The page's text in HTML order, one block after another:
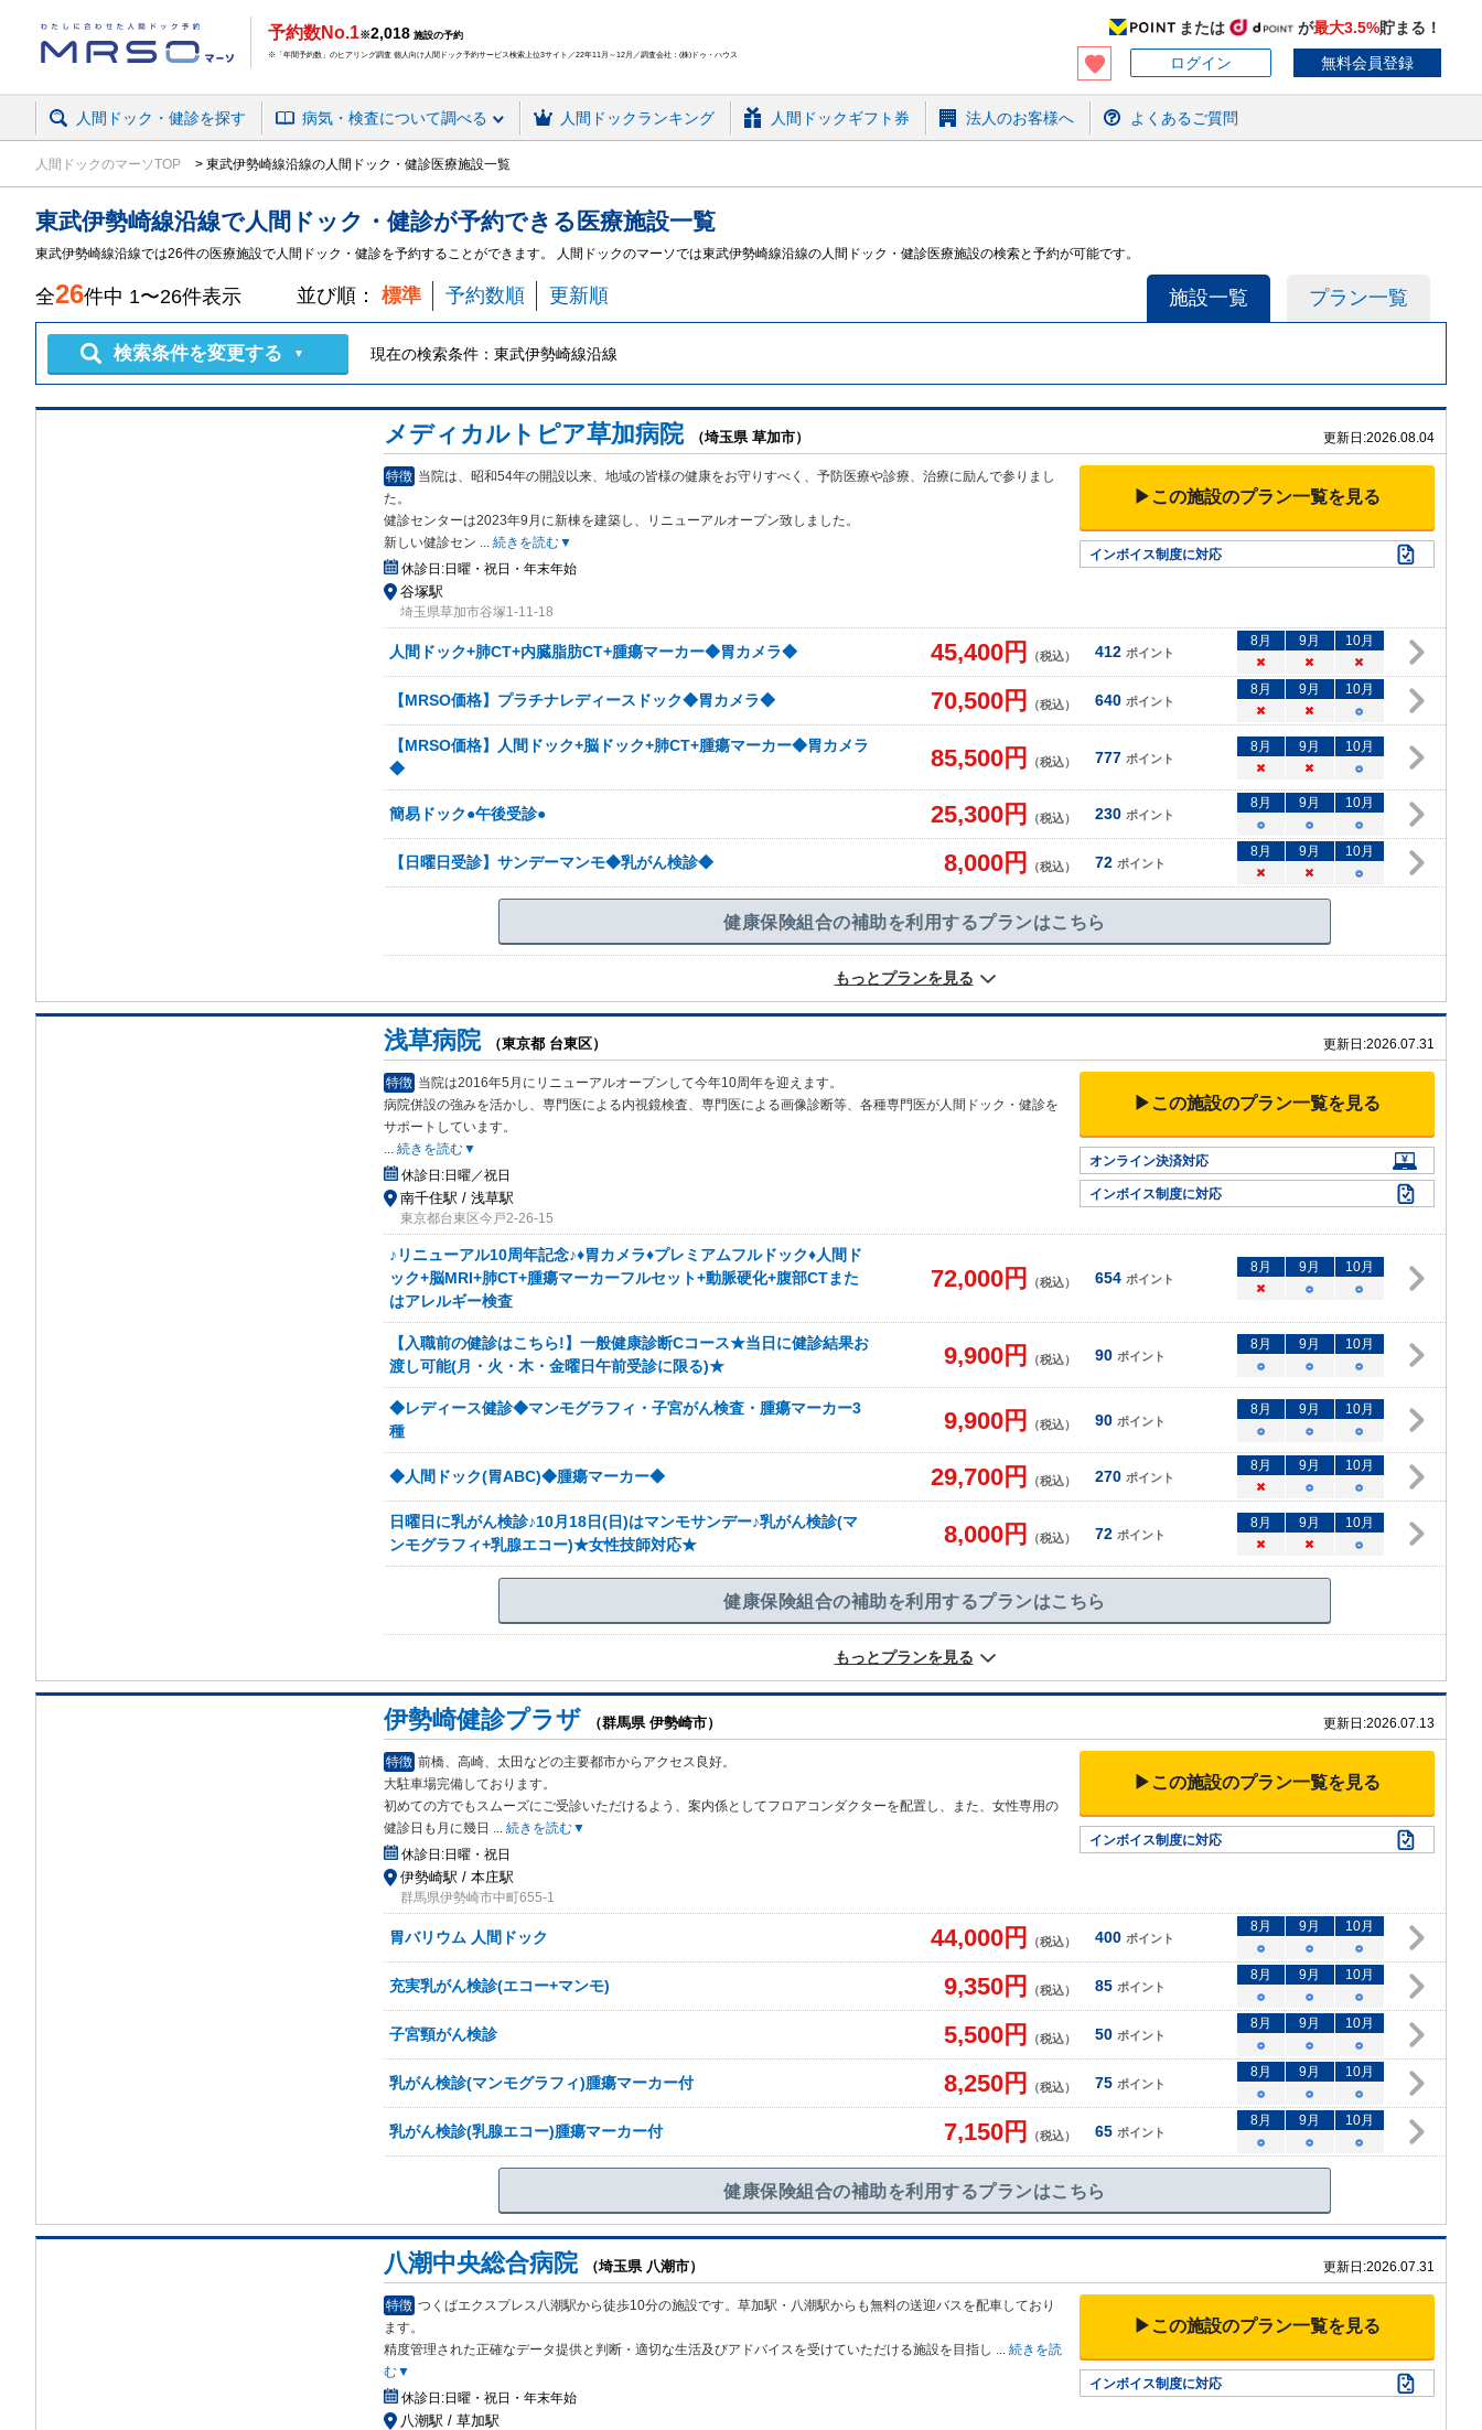
予約数No.1※2,018 施設の予約
※「年間予約数」のヒアリング調査 個人向け人間ドック予約サービス検索上位3サイト／22年11月～12月／調査会社：(株)ドゥ・ハウス
または が最大3.5%貯まる！
ログイン
無料会員登録
人間ドック・健診を探す 病気・検査について調べる 人間ドックランキング 人間ドックギフト券 法人のお客様へ よくあるご質問
人間ドックのマーソTOP 東武伊勢崎線沿線の人間ドック・健診医療施設一覧
東武伊勢崎線沿線で人間ドック・健診が予約できる 医療施設一覧
東武伊勢崎線沿線では26件の医療施設で人間ドック・健診を予約することができます。 人間ドックのマーソでは東武伊勢崎線沿線の人間ドック・健診医療施設の検索と予約が可能です。
施設一覧 プラン一覧
全26件中 1〜26件表示 並び順： 標準 予約数順 更新順
検索条件を変更する ▼ 現在の検索条件： 東武伊勢崎線沿線
メディカルトピア草加病院 （埼玉県 草加市） 更新日:2026.08.04
特徴 当院は、昭和54年の開設以来、地域の皆様の健康をお守りすべく、予防医療や診療、治療に励んで参りまし
た。
健診センターは2023年9月に新棟を建築し、リニューアルオープン致しました。
新しい健診セン ... 続きを読む▼
休診日:日曜・祝日・年末年始
谷塚駅
埼玉県草加市谷塚1-11-18
▶この施設のプラン一覧を見る
インボイス制度に対応
人間ドック+肺CT+内臓脂肪CT+腫瘍マーカー◆胃カメラ◆ 45,400円 （税込） 412 ポイント
8月 9月 10月
×
× ×
【MRSO価格】プラチナレディースドック◆胃カメラ◆ 70,500円 （税込） 640 ポイント
8月 9月 10月
×
× ○
【MRSO価格】人間ドック+脳ドック+肺CT+腫瘍マーカー◆胃カメラ
◆
85,500円 （税込） 777 ポイント
8月 9月 10月
×
× ○
簡易ドック●午後受診● 25,300円 （税込） 230 ポイント
8月 9月 10月
○
○ ○
【日曜日受診】サンデーマンモ◆乳がん検診◆ 8,000円 （税込） 72 ポイント
8月 9月 10月
×
× ○
健康保険組合の補助を利用するプランはこちら
もっとプランを見る
浅草病院 （東京都 台東区） 更新日:2026.07.31
特徴 当院は2016年5月にリニューアルオープンして今年10周年を迎えます。
病院併設の強みを活かし、専門医による内視鏡検査、専門医による画像診断等、各種専門医が人間ドック・健診を
サポートしています。
... 続きを読む▼
休診日:日曜／祝日
南千住駅 / 浅草駅
東京都台東区今戸2-26-15
▶この施設のプラン一覧を見る
オンライン決済対応
インボイス制度に対応
♪リニューアル10周年記念♪♦胃カメラ♦プレミアムフルドック♦人間ド
ック+脳MRI+肺CT+腫瘍マーカーフルセット+動脈硬化+腹部CTまた
はアレルギー検査
72,000円 （税込） 654 ポイント
8月 9月 10月
×
○ ○
【入職前の健診はこちら!】一般健康診断Cコース★当日に健診結果お
渡し可能(月・火・木・金曜日午前受診に限る)★
9,900円 （税込） 90 ポイント
8月 9月 10月
○
○ ○
◆レディース健診◆マンモグラフィ・子宮がん検査・腫瘍マーカー3
種
9,900円 （税込） 90 ポイント
8月 9月 10月
○
○ ○
◆人間ドック(胃ABC)◆腫瘍マーカー◆ 29,700円 （税込） 270 ポイント
8月 9月 10月
×
○ ○
日曜日に乳がん検診♪10月18日(日)はマンモサンデー♪乳がん検診(マ
ンモグラフィ+乳腺エコー)★女性技師対応★
8,000円 （税込） 72 ポイント
8月 9月 10月
×
× ○
健康保険組合の補助を利用するプランはこちら
もっとプランを見る
伊勢崎健診プラザ （群馬県 伊勢崎市） 更新日:2026.07.13
特徴 前橋、高崎、太田などの主要都市からアクセス良好。
大駐車場完備しております。
初めての方でもスムーズにご受診いただけるよう、案内係としてフロアコンダクターを配置し、また、女性専用の
健診日も月に幾日 ... 続きを読む▼
休診日:日曜・祝日
伊勢崎駅 / 本庄駅
群馬県伊勢崎市中町655-1
▶この施設のプラン一覧を見る
インボイス制度に対応
胃バリウム 人間ドック 44,000円 （税込） 400 ポイント
8月 9月 10月
○
○ ○
充実乳がん検診(エコー+マンモ) 9,350円 （税込） 85 ポイント
8月 9月 10月
○
○ ○
子宮頸がん検診 5,500円 （税込） 50 ポイント
8月 9月 10月
○
○ ○
乳がん検診(マンモグラフィ)腫瘍マーカー付 8,250円 （税込） 75 ポイント
8月 9月 10月
○
○ ○
乳がん検診(乳腺エコー)腫瘍マーカー付 7,150円 （税込） 65 ポイント
8月 9月 10月
○
○ ○
健康保険組合の補助を利用するプランはこちら
八潮中央総合病院 （埼玉県 八潮市） 更新日:2026.07.31
特徴 つくばエクスプレス八潮駅から徒歩10分の施設です。草加駅・八潮駅からも無料の送迎バスを配車しており
ま す。
精度管理された正確なデータ提供と判断・適切な生活及びアドバイスを受けていただける施設を目指し ... 続きを読
む▼
休診日:日曜・祝日・年末年始
八潮駅 / 草加駅
▶この施設のプラン一覧を見る
インボイス制度に対応